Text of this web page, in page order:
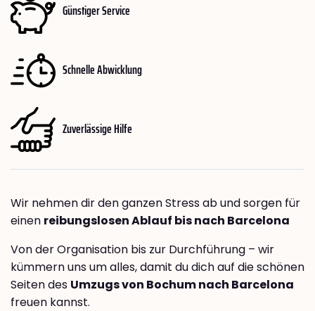
Günstiger Service
Schnelle Abwicklung
Zuverlässige Hilfe
Wir nehmen dir den ganzen Stress ab und sorgen für
einen reibungslosen Ablauf bis nach Barcelona
Von der Organisation bis zur Durchführung – wir
kümmern uns um alles, damit du dich auf die schönen
Seiten des Umzugs von Bochum nach Barcelona
freuen kannst.